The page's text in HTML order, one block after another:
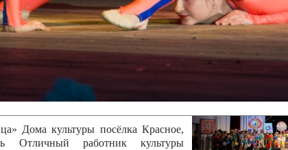
«Шари-вари» МУ «Культурно-
руководители Отличные работники
Алёна Александровна и
Дома культуры с. Делакеу,
Отличный работник культуры
Пётр Петрович Дижмару;
Дома культуры посёлка Красное,
Отличный работник культуры